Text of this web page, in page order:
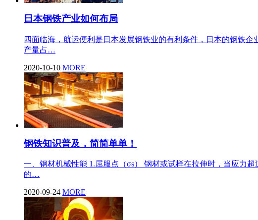
日本钢铁产业如何布局
四面临海，航运便利是日本发展钢铁业的有利条件，日本的钢铁
产量占…
2020-10-10 MORE
钢铁知识普及，简简单单！
一、钢材机械性能 1.屈服点（σs） 钢材或试样在拉伸时，当应力
的…
2020-09-24 MORE